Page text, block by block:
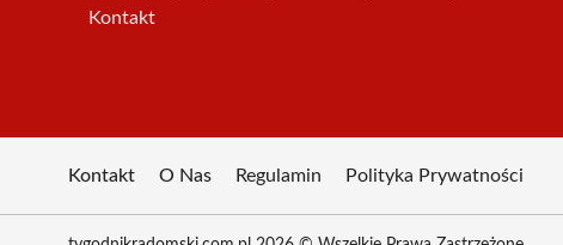
Kontakt
Kontakt O Nas Regulamin Polityka Prywatności